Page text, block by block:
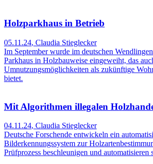
Holzparkhaus in Betrieb
05.11.24, Claudia Stieglecker
Im September wurde im deutschen
Parkhaus in Holzbauweise eingeweiht, das
Umnutzungsmöglichkeiten als zukünftige
bietet.
Mit Algorithmen illegalen
04.11.24, Claudia Stieglecker
Deutsche Forschende entwickeln ein
Bilderkennungssystem zur
Prüfprozess beschleunigen und automatisieren